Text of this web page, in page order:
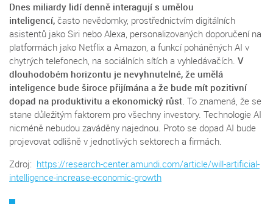
Dnes miliardy lidí denně interagují s umělou
inteligencí, často nevědomky, prostřednictvím digitálních
asistentů jako Siri nebo Alexa, personalizovaných doporučení na
platformách jako Netflix a Amazon, a funkcí poháněných AI v
chytrých telefonech, na sociálních sítích a vyhledávačích. V
dlouhodobém horizontu je nevyhnutelné, že umělá
inteligence bude široce přijímána a že bude mít pozitivní
dopad na produktivitu a ekonomický růst. To znamená, že se
stane důležitým faktorem pro všechny investory. Technologie AI
nicméně nebudou zaváděny najednou. Proto se dopad AI bude
projevovat odlišně v jednotlivých sektorech a firmách.
Zdroj: https://research-center.amundi.com/article/will-artificial-
intelligence-increase-economic-growth